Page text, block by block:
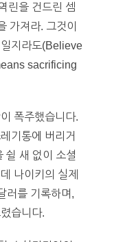
린을 건드린 셈
가져라. 그것이
지라도(Believe
sacrificing
폭주했습니다.
기통에 버리거
쉴 새 없이 소셜
나이키의 실제
러를 기록하며,
습니다.